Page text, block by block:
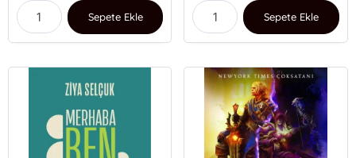
Sepete Ekle Sepete Ekle